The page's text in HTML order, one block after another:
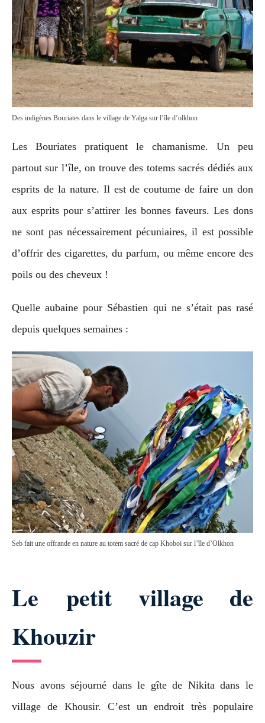
Des indigènes Bouriates dans le village de Yalga sur l’île d’olkhon
Les Bouriates pratiquent le chamanisme. Un peu
partout sur l’île, on trouve des totems sacrés dédiés aux
esprits de la nature. Il est de coutume de faire un don
aux esprits pour s’attirer les bonnes faveurs. Les dons
ne sont pas nécessairement pécuniaires, il est possible
d’offrir des cigarettes, du parfum, ou même encore des
poils ou des cheveux !
Quelle aubaine pour Sébastien qui ne s’était pas rasé
depuis quelques semaines :
Seb fait une offrande en nature au totem sacré de cap Khoboi sur l’île d’Olkhon
Le petit village de
Khouzir
Nous avons séjourné dans le gîte de Nikita dans le
village de Khousir. C’est un endroit très populaire